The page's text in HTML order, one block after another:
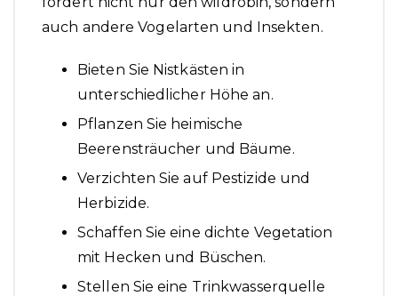
auch andere Vogelarten und Insekten.
Bieten Sie Nistkästen in
unterschiedlicher Höhe an.
Pflanzen Sie heimische
Beerensträucher und Bäume.
Verzichten Sie auf Pestizide und
Herbizide.
Schaffen Sie eine dichte Vegetation
mit Hecken und Büschen.
Stellen Sie eine Trinkwasserquelle